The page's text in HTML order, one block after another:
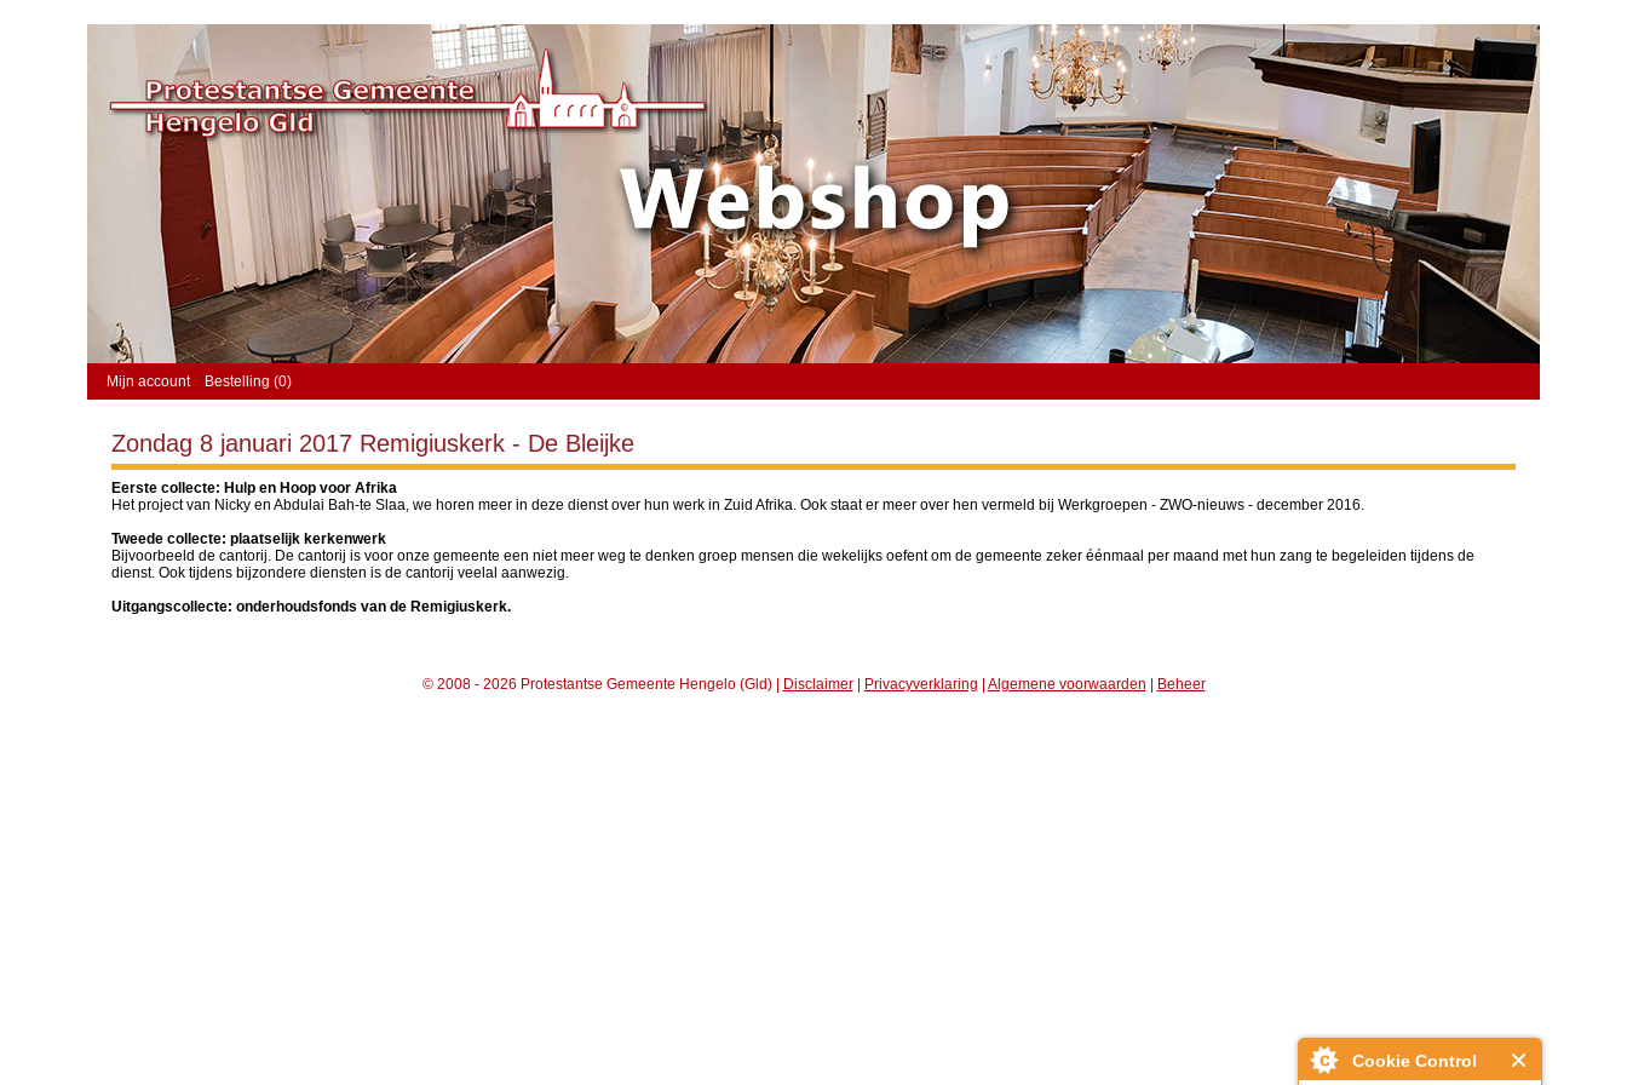
Cookie Control
Mijn account Bestelling (0)
Zondag 8 januari 2017 Remigiuskerk - De Bleijke
Eerste collecte: Hulp en Hoop voor Afrika
Het project van Nicky en Abdulai Bah-te Slaa, we horen meer in deze dienst over hun werk in Zuid Afrika. Ook staat er meer over hen vermeld bij Werkgroepen - ZWO-nieuws - december 2016.
Tweede collecte: plaatselijk kerkenwerk
Bijvoorbeeld de cantorij. De cantorij is voor onze gemeente een niet meer weg te denken groep mensen die wekelijks oefent om de gemeente zeker éénmaal per maand met hun zang te begeleiden tijdens de
dienst. Ook tijdens bijzondere diensten is de cantorij veelal aanwezig.
Uitgangscollecte: onderhoudsfonds van de Remigiuskerk.
© 2008 - 2026 Protestantse Gemeente Hengelo (Gld) | Disclaimer| Privacyverklaring Algemene voorwaarden Beheer